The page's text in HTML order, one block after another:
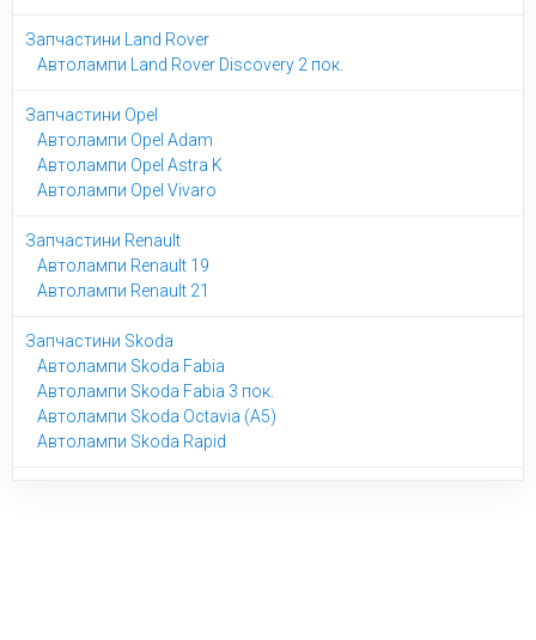
Запчастини Land Rover
Автолампи Land Rover Discovery 2 пок.
Запчастини Opel
Автолампи Opel Adam
Автолампи Opel Astra K
Автолампи Opel Vivaro
Запчастини Renault
Автолампи Renault 19
Автолампи Renault 21
Запчастини Skoda
Автолампи Skoda Fabia
Автолампи Skoda Fabia 3 пок.
Автолампи Skoda Octavia (A5)
Автолампи Skoda Rapid